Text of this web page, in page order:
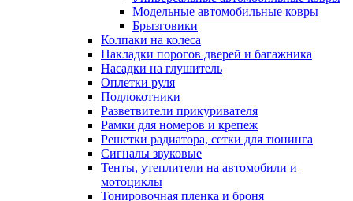
Модельные автомобильные ковры
Брызговики
Колпаки на колеса
Накладки порогов дверей и багажника
Насадки на глушитель
Оплетки руля
Подлокотники
Разветвители прикуривателя
Рамки для номеров и крепеж
Решетки радиатора, сетки для тюнинга
Сигналы звуковые
Тенты, утеплители на автомобили и
мотоциклы
Тонировочная пленка и броня